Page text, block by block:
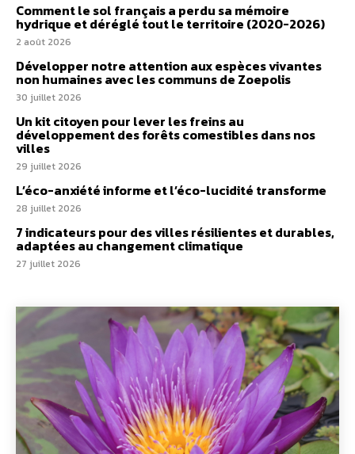
Comment le sol français a perdu sa mémoire
hydrique et déréglé tout le territoire (2020-2026)
2 août 2026
Développer notre attention aux espèces vivantes
non humaines avec les communs de Zoepolis
30 juillet 2026
Un kit citoyen pour lever les freins au
développement des forêts comestibles dans nos
villes
29 juillet 2026
L’éco-anxiété informe et l’éco-lucidité transforme
28 juillet 2026
7 indicateurs pour des villes résilientes et durables,
adaptées au changement climatique
27 juillet 2026